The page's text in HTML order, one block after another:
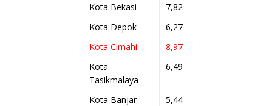
Kota Bekasi
7,82
Kota Depok
6,27
Kota Cimahi
8,97
Kota
Tasikmalaya
6,49
Kota Banjar 5,44